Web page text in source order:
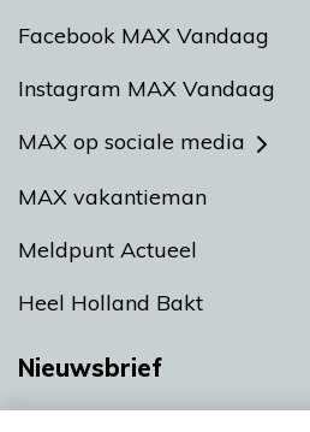
Facebook MAX Vandaag
Instagram MAX Vandaag
MAX op sociale media
MAX vakantieman
Meldpunt Actueel
Heel Holland Bakt
Nieuwsbrief